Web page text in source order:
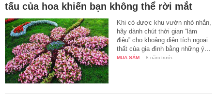
tấu của hoa khiến bạn không thể rời mắt
Khi có được khu vườn nhỏ nhắn,
hãy dành chút thời gian “làm
điệu” cho khoảng diện tích ngoại
thất của gia đình bằng những ý…
MUA SẮM - 8 năm trước